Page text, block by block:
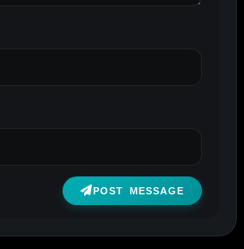
POST MESSAGE